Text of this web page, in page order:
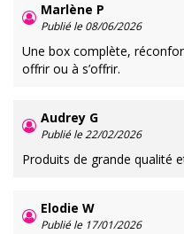
Marlène P
Publié le 08/06/2026
Une box complète,
offrir ou à s’offrir.
Audrey G
Publié le 22/02/2026
Produits de grande qualité
Elodie W
Publié le 17/01/2026